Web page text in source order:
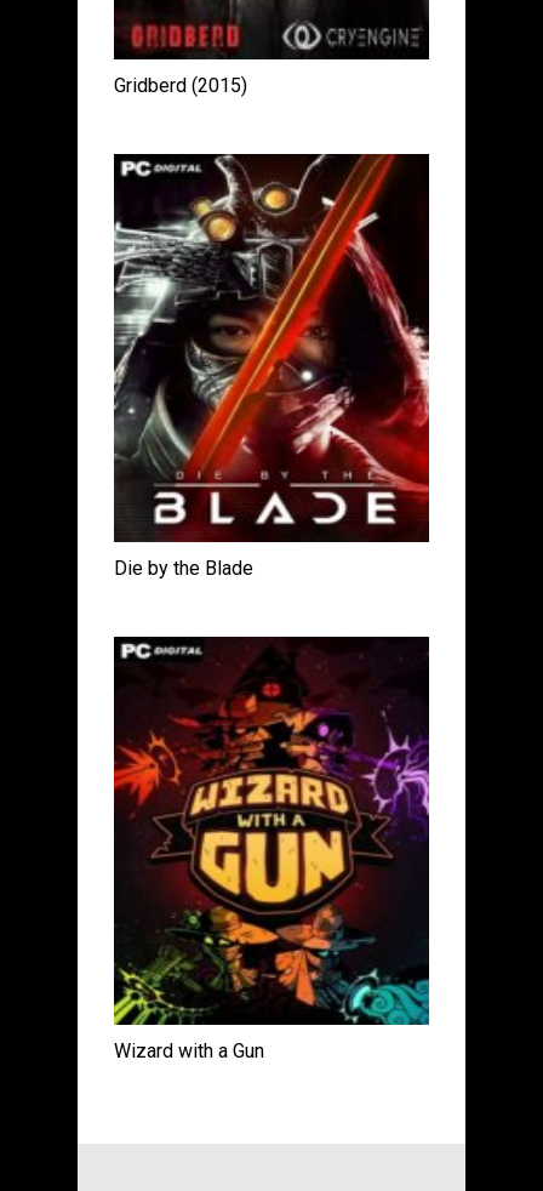
Gridberd (2015)
Die by the Blade
Wizard with a Gun